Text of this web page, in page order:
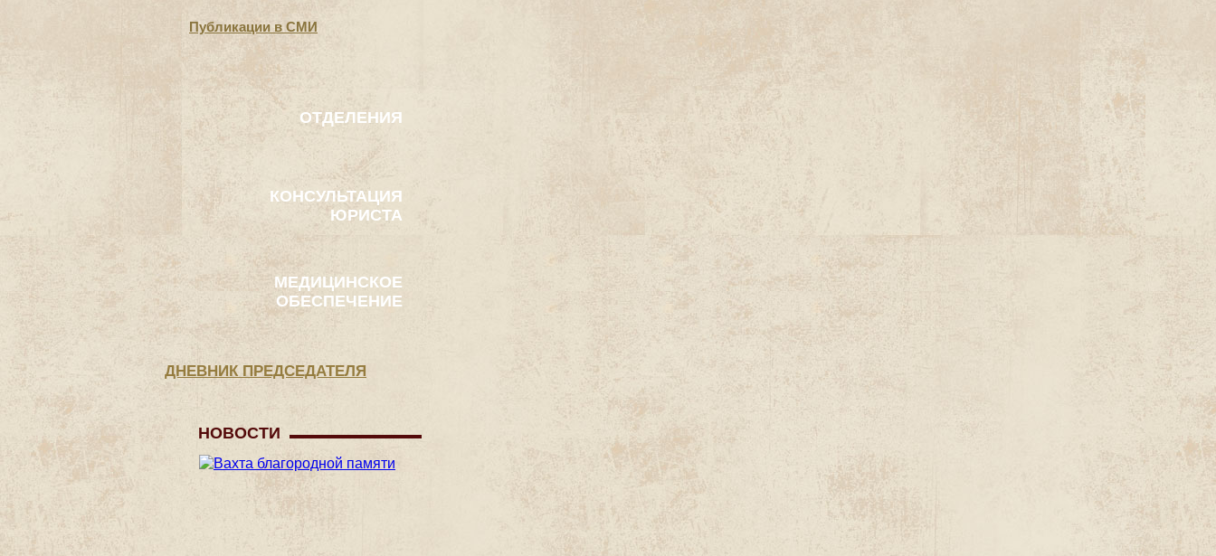
Публикации в СМИ
ОТДЕЛЕНИЯ
КОНСУЛЬТАЦИЯ
ЮРИСТА
МЕДИЦИНСКОЕ
ОБЕСПЕЧЕНИЕ
ДНЕВНИК ПРЕДСЕДАТЕЛЯ
НОВОСТИ